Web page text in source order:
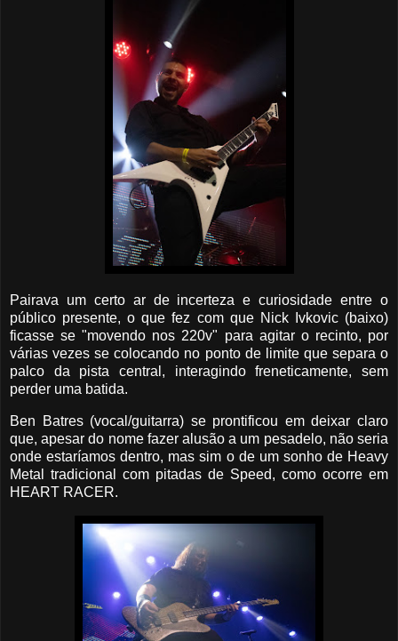
Pairava um certo ar de incerteza e curiosidade entre o
público presente, o que fez com que Nick Ivkovic (baixo)
ficasse se "movendo nos 220v" para agitar o recinto, por
várias vezes se colocando no ponto de limite que separa o
palco da pista central, interagindo freneticamente, sem
perder uma batida.
Ben Batres (vocal/guitarra) se prontificou em deixar claro
que, apesar do nome fazer alusão a um pesadelo, não seria
onde estaríamos dentro, mas sim o de um sonho de Heavy
Metal tradicional com pitadas de Speed, como ocorre em
HEART RACER.